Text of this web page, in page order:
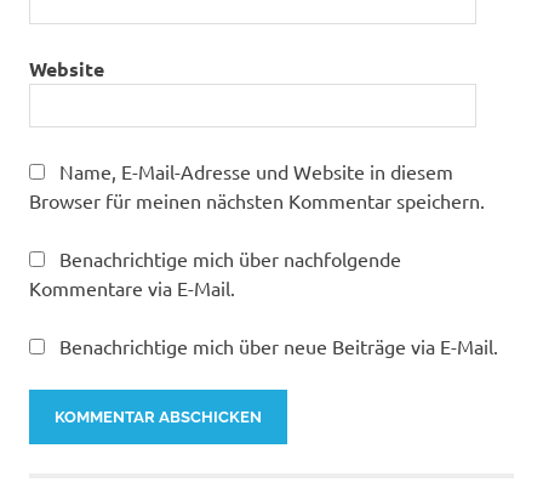
Website
Name, E-Mail-Adresse und Website in diesem
Browser für meinen nächsten Kommentar speichern.
Benachrichtige mich über nachfolgende
Kommentare via E-Mail.
Benachrichtige mich über neue Beiträge via E-Mail.